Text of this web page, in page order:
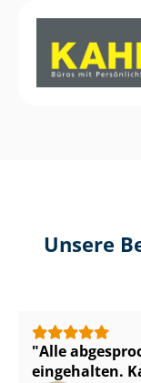
Unsere
Alle
eingehalten.